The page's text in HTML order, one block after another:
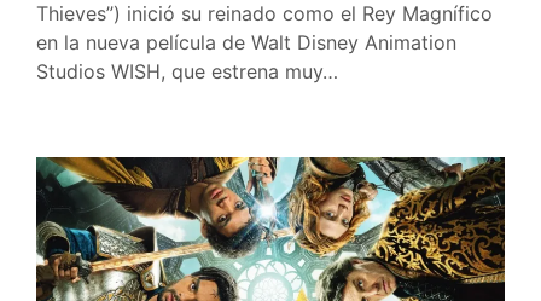
Thieves”) inició su reinado como el Rey Magnífico
en la nueva película de Walt Disney Animation
Studios WISH, que estrena muy…